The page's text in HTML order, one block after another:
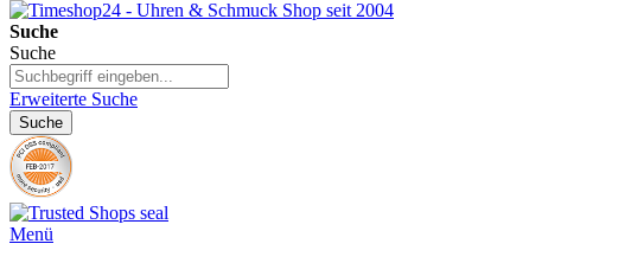
Suche
Suche
Erweiterte Suche
Suche
Menü